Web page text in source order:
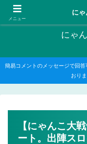
にゃんこ大戦争の攻略がメイ
にゃ
簡易コメントのメッセージで回
おり
【にゃんこ大
ート。出陣ス
メニュー
に